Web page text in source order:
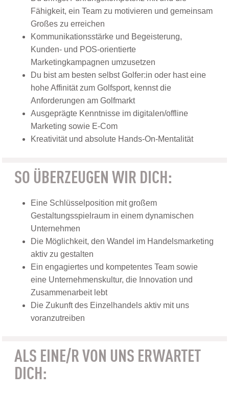
Fähigkeit, ein Team zu motivieren und gemeinsam
Großes zu erreichen
Kommunikationsstärke und Begeisterung,
Kunden- und POS-orientierte
Marketingkampagnen umzusetzen
Du bist am besten selbst Golfer:in oder hast eine
hohe Affinität zum Golfsport, kennst die
Anforderungen am Golfmarkt
Ausgeprägte Kenntnisse im digitalen/offline
Marketing sowie E-Com
Kreativität und absolute Hands-On-Mentalität
SO ÜBERZEUGEN WIR DICH:
Eine Schlüsselposition mit großem
Gestaltungsspielraum in einem dynamischen
Unternehmen
Die Möglichkeit, den Wandel im Handelsmarketing
aktiv zu gestalten
Ein engagiertes und kompetentes Team sowie
eine Unternehmenskultur, die Innovation und
Zusammenarbeit lebt
Die Zukunft des Einzelhandels aktiv mit uns
voranzutreiben
ALS EINE/R VON UNS ERWARTET
DICH: